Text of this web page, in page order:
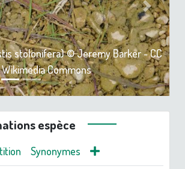
stolonifera) © Jeremy Barker - CC
Commons
Next
espèce
Synonymes